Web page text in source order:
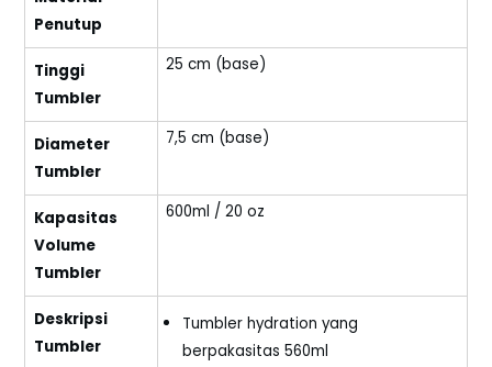
Penutup
Tinggi
Tumbler
25 cm (base)
Diameter
Tumbler
7,5 cm (base)
Kapasitas
Volume
Tumbler
600ml / 20 oz
Deskripsi
Tumbler
Tumbler hydration yang
berpakasitas 560ml